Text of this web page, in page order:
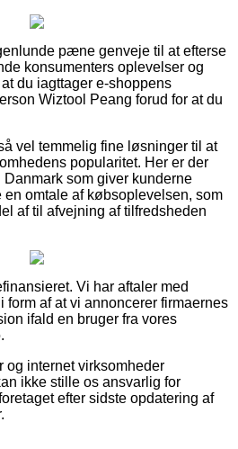
pæne genveje til at efterse
konsumenters oplevelser og
du iagttager e-shoppens
Wiztool Peang forud for at du
vel temmelig fine løsninger til at
popularitet. Her er der
som giver kunderne
en omtale af købsoplevelsen, som
af til afvejning af tilfredsheden
Vi har aftaler med
form af at vi annoncerer firmaernes
ifald en bruger fra vores
og internet virksomheder
ikke stille os ansvarlig for
efter sidste opdatering af